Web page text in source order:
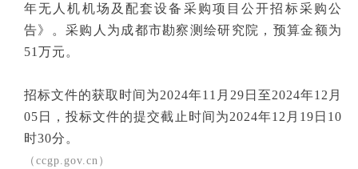
年无人机机场及配套设备采购项目公开招标采购公
告》。采购人为成都市勘察测绘研究院，预算金额为
51万元。
招标文件的获取时间为2024年11月29日至2024年12月
05日，投标文件的提交截止时间为2024年12月19日10
时30分。
（ccgp.gov.cn）